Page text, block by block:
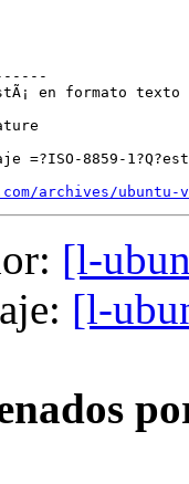
en formato
=?ISO-8859-
archives/ubuntu-
[l-
[l-